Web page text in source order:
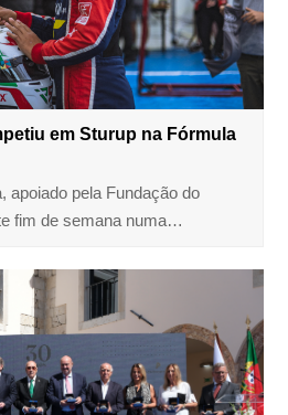
em Sturup na Fórmula
apoiado pela Fundação do
fim de semana numa…